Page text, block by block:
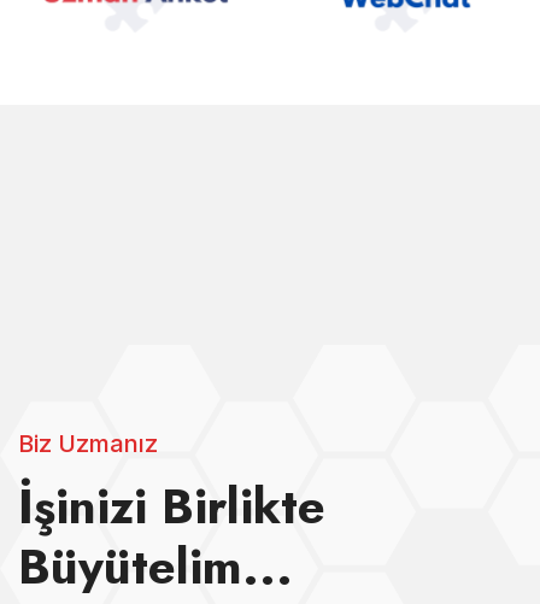
Biz Uzmanız
İşinizi Birlikte
Büyütelim...